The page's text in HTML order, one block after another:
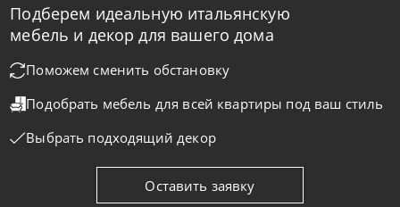
от
Bontempi
На заказ 45-90 дн
Подберем идеальную итальянскую
мебель и декор для вашего дома
Поможем сменить обстановку
Подобрать мебель для всей квартиры под ваш стиль
Выбрать подходящий декор
Оставить заявку